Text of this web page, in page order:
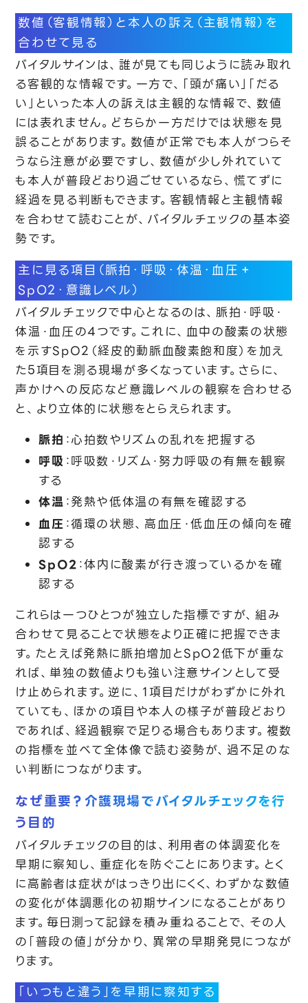
数値（客観情報）と本人の訴え（主観情報）を
合わせて見る
バイタルサインは、誰が見ても同じように読み取れ
る客観的な情報です。一方で、「頭が痛い」「だる
い」といった本人の訴えは主観的な情報で、数値
には表れません。どちらか一方だけでは状態を見
誤ることがあります。数値が正常でも本人がつらそ
うなら注意が必要ですし、数値が少し外れていて
も本人が普段どおり過ごせているなら、慌てずに
経過を見る判断もできます。客観情報と主観情報
を合わせて読むことが、バイタルチェックの基本姿
勢です。
主に見る項目（脈拍・呼吸・体温・血圧＋
SpO2・意識レベル）
バイタルチェックで中心となるのは、脈拍・呼吸・
体温・血圧の4つです。これに、血中の酸素の状態
を示すSpO2（経皮的動脈血酸素飽和度）を加え
た5項目を測る現場が多くなっています。さらに、
声かけへの反応など意識レベルの観察を合わせる
と、より立体的に状態をとらえられます。
脈拍 ：心拍数やリズムの乱れを把握する
呼吸：呼吸数・リズム・努力呼吸の有無を観察
する
体温：発熱や低体温の有無を確認する
血圧：循環の状態、高血圧・低血圧の傾向を確
認する
SpO2：体内に酸素が行き渡っているかを確
認する
これらは一つひとつが独立した指標ですが、組み
合わせて見ることで状態をより正確に把握できま
す。たとえば発熱に脈拍増加とSpO2低下が重な
れば、単独の数値よりも強い注意サインとして受
け止められます。逆に、1項目だけがわずかに外れ
ていても、ほかの項目や本人の様子が普段どおり
であれば、経過観察で足りる場合もあります。複数
の指標を並べて全体像で読む姿勢が、過不足のな
い判断につながります。
なぜ重要？介護現場でバイタルチェックを行
う目的
バイタルチェックの目的は、利用者の体調変化を
早期に察知し、重症化を防ぐことにあります。とく
に高齢者は症状がはっきり出にくく、わずかな数値
の変化が体調悪化の初期サインになることがあり
ます。毎日測って記録を積み重ねることで、その人
の「普段の値」が分かり、異常の早期発見につなが
ります。
「いつもと違う」を早期に察知する